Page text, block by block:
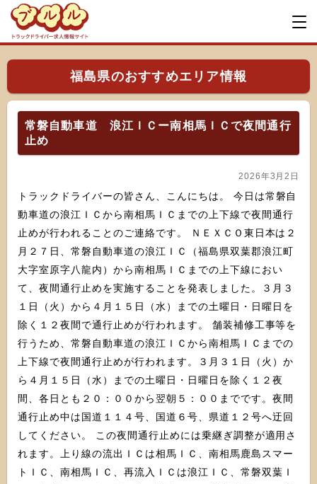
福島県のおすすめエリア情報
常磐自動車道 浪江ＩＣー南相馬ＩＣで夜間通行
止め
2026年3月2日
トラックドライバーの皆さん、こんにちは。 今日は常磐自
動車道の浪江ＩＣから南相馬ＩＣまでの上下線で夜間通行
止めが行われることのご連絡です。 ＮＥＸＣＯ東日本は２
月２７日、常磐自動車道の浪江ＩＣ（福島県双葉郡浪江町
大字室原字八龍内）から南相馬ＩＣまでの上下線におい
て、夜間通行止めを実施することを発表しました。３月３
１日（火）から４月１５日（水）までの土曜日・日曜日を
除く１２夜間で通行止めが行われます。 舗装補修工事等を
行うため、常磐自動車道の浪江ＩＣから南相馬ＩＣまでの
上下線で夜間通行止めが行われます。３月３１日（火）か
ら４月１５日（水）までの土曜日・日曜日を除く１２夜
間、各日とも２０：００から翌朝５：００までです。夜間
通行止め中は国道１１４号、国道６号、県道１２号へ迂回
してください。 この夜間通行止めには乗継ぎ調整が適用さ
れます。上り線の流出ＩＣは相馬ＩＣ、南相馬鹿島スマー
トＩＣ、南相馬ＩＣ、再流入ＩＣは浪江ＩＣ、常磐双葉Ｉ